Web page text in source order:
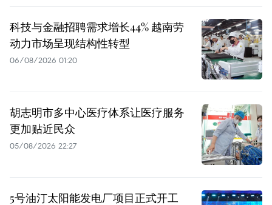
科技与金融招聘需求增长44% 越南劳
动力市场呈现结构性转型
06/08/2026 01:20
胡志明市多中心医疗体系让医疗服务
更加贴近民众
05/08/2026 22:27
5号油汀太阳能发电厂项目正式开工